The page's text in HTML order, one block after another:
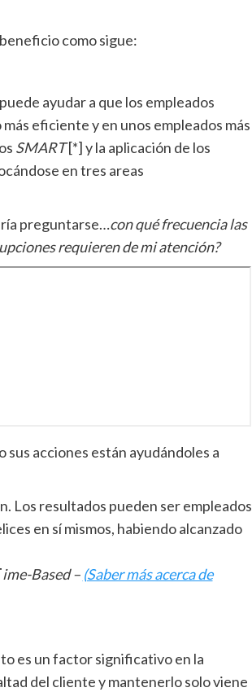
como sigue:
ayudar a que los empleados
eficiente y en unos empleados más
SMART[*] y la aplicación de los
en tres areas
preguntarse…con qué frecuencia las
requieren de mi atención?
acciones están ayudándoles a
Los resultados pueden ser empleados
en sí mismos, habiendo alcanzado
ime-Based – (Saber más acerca de
es un factor significativo en la
del cliente y mantenerlo solo viene